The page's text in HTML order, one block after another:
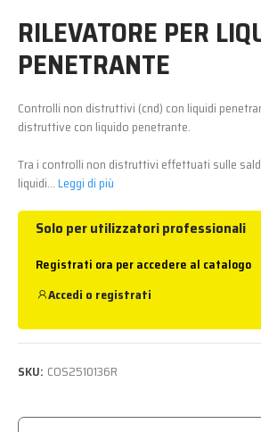
RILEVATORE PER
PENETRANTE
Controlli non distruttivi (cnd) con liquidi
distruttive con liquido penetrante.
Tra i controlli non distruttivi effettuati sulle
liquidi...Leggi di più
Solo per utilizzatori professionali
Registrati ora per accedere al catalogo
Accedi o registrati
SKU: COS2510136R